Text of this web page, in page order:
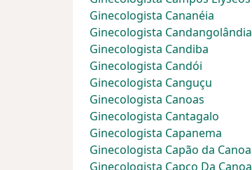
Ginecologista Cananéia
Ginecologista Candangolândia
Ginecologista Candiba
Ginecologista Candói
Ginecologista Canguçu
Ginecologista Canoas
Ginecologista Cantagalo
Ginecologista Capanema
Ginecologista Capão da Canoa
Ginecologista Capço Da Canoa